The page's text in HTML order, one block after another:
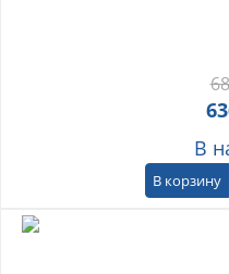
В
В корзину